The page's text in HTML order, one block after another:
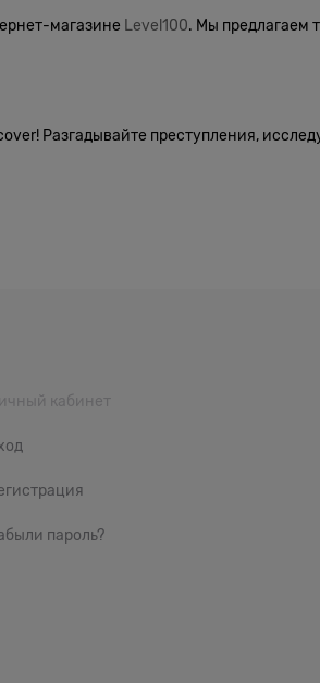
магазине Level100. Мы предлагаем
Разгадывайте преступления,
кабинет
пароль?